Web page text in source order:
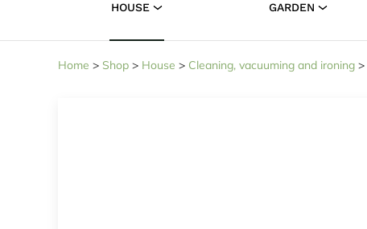
HOUSE GARDEN
Home > Shop > House > Cleaning, vacuuming and ironing >